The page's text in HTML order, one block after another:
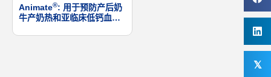
Animate®: 用于预防产后奶
牛产奶热和亚临床低钙血症
𝕏